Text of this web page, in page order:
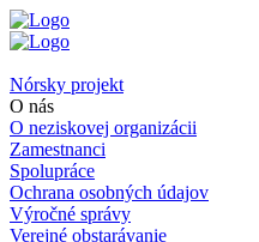
Nórsky projekt
O nás
O neziskovej organizácii
Zamestnanci
Spolupráce
Ochrana osobných údajov
Výročné správy
Verejné obstarávanie